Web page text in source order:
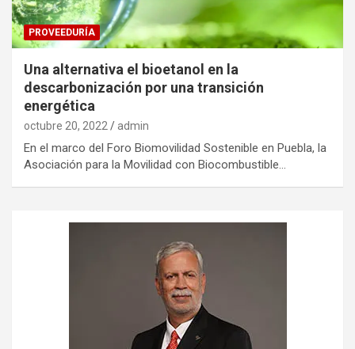
PROVEEDURÍA
Una alternativa el bioetanol en la
descarbonización por una transición
energética
octubre 20, 2022 admin
En el marco del Foro Biomovilidad Sostenible en Puebla, la
Asociación para la Movilidad con Biocombustible…